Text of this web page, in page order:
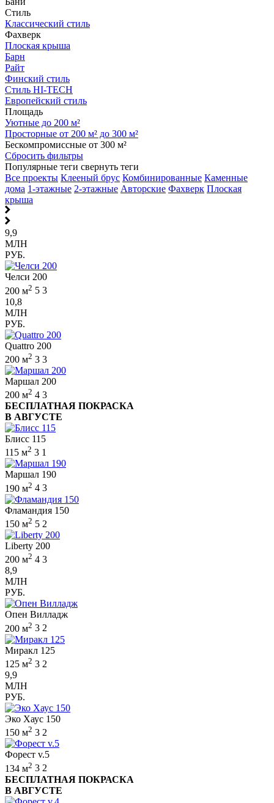
Стиль
Классический стиль
Фахверк
Плоская крыша
Барн
Райт
Финский стиль
Стиль HI-TECH
Европейский стиль
Площадь
Уютные до 200 м²
Просторные от 200 м² до 300 м²
Бескомпромиссные от 300 м²
Сбросить фильтры
Популярные теги свернуть теги
Все проекты Клееный брус Комбинированные Каменные
дома 1-этажные 2-этажные Авторские Фахверк Плоская
крыша
9,9
МЛН
РУБ.
Челси 200
200 м2 5 3
10,8
МЛН
РУБ.
Quattro 200
200 м2 3 3
Маршал 200
200 м2 4 3
БЕСПЛАТНАЯ ПОКРАСКА
В АВГУСТЕ
Блисс 115
115 м2 3 1
Маршал 190
190 м2 4 3
Фламандия 150
150 м2 5 2
Liberty 200
200 м2 4 3
8,9
МЛН
РУБ.
Опен Вилладж
200 м2 3 2
Миракл 125
125 м2 3 2
9,9
МЛН
РУБ.
Эко Хаус 150
150 м2 3 2
Форест v.5
134 м2 3 2
БЕСПЛАТНАЯ ПОКРАСКА
В АВГУСТЕ